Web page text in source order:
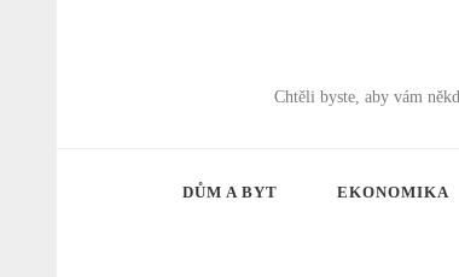
Chtěli byste, aby vám
DŮM A BYT EKONOMIKA